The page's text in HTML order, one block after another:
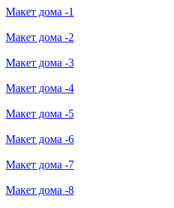
Макет дома -1
Макет дома -2
Макет дома -3
Макет дома -4
Макет дома -5
Макет дома -6
Макет дома -7
Макет дома -8